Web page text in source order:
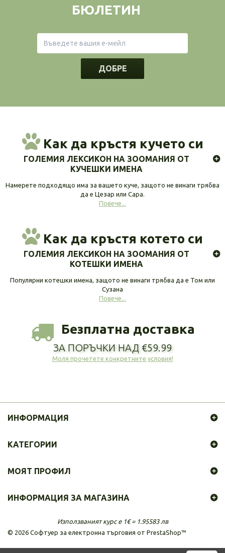
БЮЛЕТИН
ДОБРЕ
Как да кръстя кучето си
ГОЛЕМИЯ ЛЕКСИКОН НА ЗООМАНИЯ ОТ
КУЧЕШКИ ИМЕНА
Намерете подходящо има за вашето куче, защото не винаги трябва
да е Цезар или Сара.
Повече...
Как да кръстя котето си
ГОЛЕМИЯ ЛЕКСИКОН НА ЗООМАНИЯ ОТ
КОТЕШКИ ИМЕНА
Популярни котешки имена, защото не винаги трябва да е Том или
Сузана
Повече...
Безплатна доставка
ЗА ПОРЪЧКИ НАД €59.99
Моля прочетете конкретните условия!
ИНФОРМАЦИЯ
© 2026 Софтуер за електронна търговия от PrestaShop™
КАТЕГОРИИ
МОЯТ ПРОФИЛ
ИНФОРМАЦИЯ ЗА МАГАЗИНА
Използваният курс е 1€ = 1.95583 лв